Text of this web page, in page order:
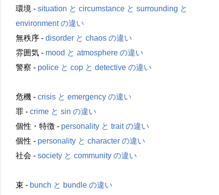
環境 - situation と circumstance と surrounding と
environment の違い
無秩序 - disorder と chaos の違い
雰囲気 - mood と atmosphere の違い
警察 - police と cop と detective の違い
危機 - crisis と emergency の違い
罪 - crime と sin の違い
個性・特徴 - personality と trait の違い
個性 - personality と character の違い
社会 - society と community の違い
束 - bunch と bundle の違い